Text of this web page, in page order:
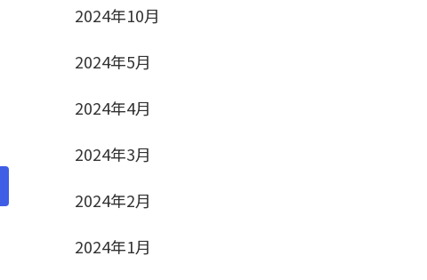
2024年10月
2024年5月
2024年4月
2024年3月
2024年2月
2024年1月